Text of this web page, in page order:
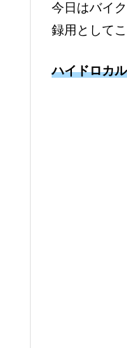
今日はバイ
録用として
ハイドロカ